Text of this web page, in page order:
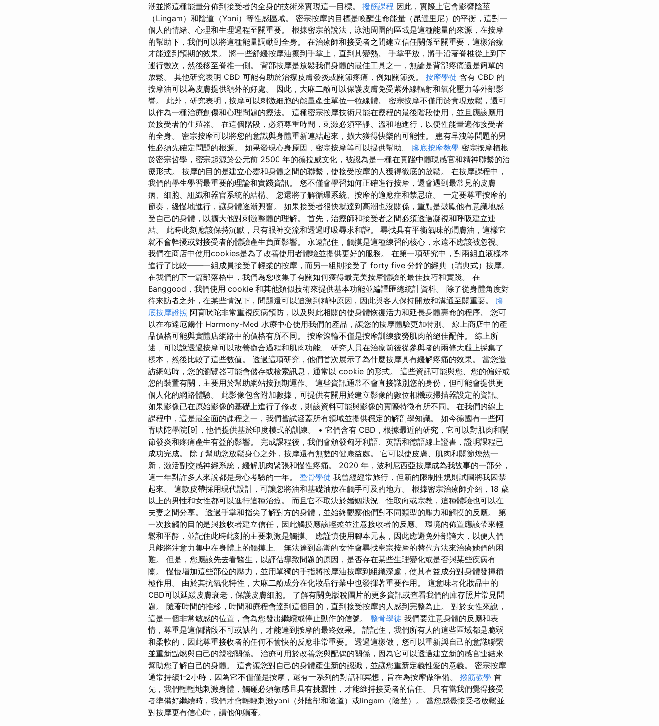
潮並將這種能量分佈到接受者的全身的技術來實現這一目標。 撥筋課程 因此，實際上它會影響陰莖
（Lingam）和陰道（Yoni）等性感區域。 密宗按摩的目標是喚醒生命能量（昆達里尼）的平衡，這對一
個人的情緒、心理和生理過程至關重要。 根據密宗的說法，泳池周圍的區域是這種能量的來源，在按摩
的幫助下，我們可以將這種能量調動到全身。 在治療師和接受者之間建立信任關係至關重要，這樣治療
才能達到預期的效果。 將一些舒緩按摩油擦到手掌上，直到其變熱。 手掌平放，將手沿著脊椎從上到下
運行數次，然後移至脊椎一側。 背部按摩是放鬆我們身體的最佳工具之一，無論是背部疼痛還是簡單的
放鬆。 其他研究表明 CBD 可能有助於治療皮膚發炎或關節疼痛，例如關節炎。 按摩學徒 含有 CBD 的
按摩油可以為皮膚提供額外的好處。 因此，大麻二酚可以保護皮膚免受紫外線輻射和氧化壓力等外部影
響。 此外，研究表明，按摩可以刺激細胞的能量產生單位—粒線體。 密宗按摩不僅用於實現放鬆，還可
以作為一種治療創傷和心理問題的療法。 這種密宗按摩技術只能在療程的最後階段使用，並且應該應用
於接受者的生殖器。 在這個階段，必須尊重時間，刺激必須平靜、溫和地進​​行，以便性能量遍佈接受者
的全身。 密宗按摩可以將您的意識與身體重新連結起來，擴大獲得快樂的可能性。 患有早洩等問題的男
性必須先確定問題的根源。 如果發現心身原因，密宗按摩等可以提供幫助。 腳底按摩教學 密宗按摩植根
於密宗哲學，密宗起源於公元前 2500 年的德拉威文化，被認為是一種在實踐中體現感官和精神聯繫的治
療形式。 按摩的目的是建立心靈和身體之間的聯繫，使接受按摩的人獲得徹底的放鬆。 在按摩課程中，
我們的學生學習最重要的理論和實踐資訊。 您不僅會學習如何正確進行按摩，還會遇到最常見的皮膚
病、細胞、組織和器官系統的結構。 您還將了解循環系統、按摩的適應症和禁忌症。 一定要尊重按摩的
節奏，緩慢地進行，讓身體逐漸興奮。 如果接受者很快就達到高潮也沒關係，重點是鼓勵他有意識地感
受自己的身體，以擴大他對刺激整體的理解。 首先，治療師和接受者之間必須透過凝視和呼吸建立連
結。 此時此刻應該保持沉默，只有眼神交流和透過呼吸尋求和諧。 尋找具有平衡氣味的潤膚油，這樣它
就不會幹擾或對接受者的體驗產生負面影響。 永遠記住，觸摸是這種練習的核心，永遠不應該被忽視。
我們在商店中使用cookies是為了改善使用者體驗並提供更好的服務。 在第一項研究中，對兩組血液樣本
進行了比較——一組成員接受了輕柔的按摩，而另一組則接受了 forty five 分鐘的經典（瑞典式）按摩。
在我們的下一篇部落格中，我們為您收集了有關如何獲得最完美按摩體驗的最佳技巧和實踐。 在
Banggood，我們使用 cookie 和其他類似技術來提供基本功能並編譯匯總統計資料。 除了從身體角度對
待來訪者之外，在某些情況下，問題還可以追溯到精神原因，因此與客人保持開放和溝通至關重要。 腳
底按摩證照 阿育吠陀非常重視疾病預防，以及與此相關的使身體恢復活力和延長身體壽命的程序。 您可
以在布達厄爾什 Harmony-Med 水療中心使用我們的產品，讓您的按摩體驗更加特別。 線上商店中的產
品價格可能與實體店網路中的價格有所不同。 按摩滾輪不僅是按摩訓練疲勞肌肉的絕佳配件。 綜上所
述，可以說透過按摩可以改善癒合過程和肌肉功能。 研究人員在治療前後從參與者的兩條大腿上採集了
樣本，然後比較了這些數值。 透過這項研究，他們首次展示了為什麼按摩具有緩解疼痛的效果。 當您造
訪網站時，您的瀏覽器可能會儲存或檢索訊息，通常以 cookie 的形式。 這些資訊可能與您、您的偏好或
您的裝置有關，主要用於幫助網站按預期運作。 這些資訊通常不會直接識別您的身份，但可能會提供更
個人化的網路體驗。 此影像包含附加數據，可提供有關用於建立影像的數位相機或掃描器設定的資訊。
如果影像已在原始影像的基礎上進行了修改，則該資料可能與影像的實際特徵有所不同。 在我們的線上
課程中，這是最全面的課程之一，我們嘗試涵蓋所有領域並提供穩定的解剖學知識。 如今德國有一些阿
育吠陀學院[9]，他們提供基於印度模式的訓練。 • 它們含有 CBD，根據最近的研究，它可以對肌肉和關
節發炎和疼痛產生有益的影響。 完成課程後，我們會頒發匈牙利語、英語和德語線上證書，證明課程已
成功完成。 除了幫助您放鬆身心之外，按摩還有無數的健康益處。 它可以使皮膚、肌肉和關節煥然一
新，激活副交感神經系統，緩解肌肉緊張和慢性疼痛。 2020 年，波利尼西亞按摩成為我故事的一部分，
這一年對許多人來說都是身心考驗的一年。 整骨學徒 我曾經經常旅行，但新的限制性規則試圖將我囚禁
起來。 這款皮帶採用現代設計，可讓您將油和基礎油放在觸手可及的地方。 根據密宗治療師介紹，18 歲
以上的男性和女性都可以進行這種治療。 而且它不取決於婚姻狀況、性取向或宗教，這種體驗也可以在
夫妻之間分享。 透過手掌和指尖了解對方的身體，並始終觀察他們對不同類型的壓力和觸摸的反應。 第
一次接觸的目的是與接收者建立信任，因此觸摸應該輕柔並注意接收者的反應。 環境的佈置應該帶來輕
鬆和平靜，並記住此時此刻的主要刺激是觸摸。 應謹慎使用腳本元素，因此應避免外部誇大，以便人們
只能將注意力集中在身體上的觸摸上。 無法達到高潮的女性會尋找密宗按摩的替代方法來治療她們的困
難。 但是，您應該先去看醫生，以評估導致問題的原因，是否存在某些生理變化或是否與某些疾病有
關。 慢慢增加這些部位的壓力，並用單獨的手指將按摩油按摩到組織深處，使其有益成分對身體發揮積
極作用。 由於其抗氧化特性，大麻二酚成分在化妝品行業中也發揮著重要作用。 這意味著化妝品中的
CBD可以延緩皮膚衰老，保護皮膚細胞。 了解有關免版稅圖片的更多資訊或查看我們的庫存照片常見問
題。 隨著時間的推移，時間和療程會達到這個目的，直到接受按摩的人感到完整為止。 對於女性來說，
這是一個非常敏感的位置，會為您發出繼續或停止動作的信號。 整骨學徒 我們要注意身體的反應和表
情，尊重是這個階段不可或缺的，才能達到按摩的最終效果。 請記住，我們所有人的這些區域都是脆弱
和柔軟的，因此尊重接收者的任何不愉快的反應非​​常重要。 透過這樣做，您可以重新與自己的意識聯繫
並重新點燃與自己的親密關係。 治療可用於改善您與配偶的關係，因為它可以透過建立新的感官連結來
幫助您了解自己的身體。 這會讓您對自己的身體產生新的認識，並讓您重新定義性愛的意義。 密宗按摩
通常持續1-2小時，因為它不僅僅是按摩，還有一系列的對話和冥想，旨在為按摩做準備。 撥筋教學 首
先，我們輕輕地刺激身體，觸碰必須敏感且具有挑釁性，才能維持接受者的信任。 只有當我們覺得接受
者準備好繼續時，我們才會輕輕刺激yoni（外陰部和陰道）或lingam（陰莖）。 當您感覺接受者放鬆並
對按摩更有信心時，請他仰躺著。